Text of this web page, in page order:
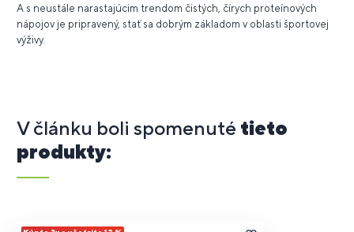
A s neustále narastajúcim trendom čistých, čírych proteínových
nápojov je pripravený, stať sa dobrým základom v oblasti športovej
výživy.
V článku boli spomenuté tieto
produkty: